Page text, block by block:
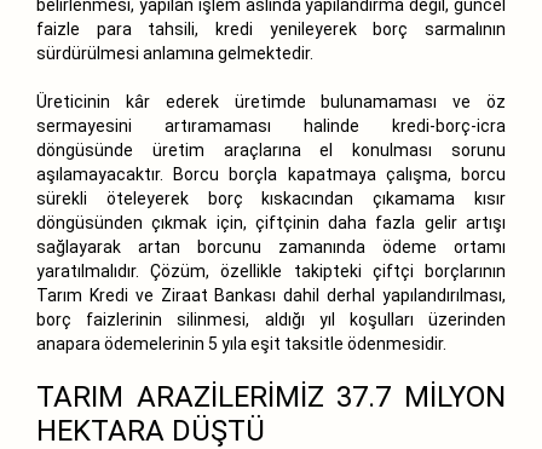
belirlenmesi, yapılan işlem aslında yapılandırma değil, güncel
faizle para tahsili, kredi yenileyerek borç sarmalının
sürdürülmesi anlamına gelmektedir.
Üreticinin kâr ederek üretimde bulunamaması ve öz
sermayesini artıramaması halinde kredi-borç-icra
döngüsünde üretim araçlarına el konulması sorunu
aşılamayacaktır. Borcu borçla kapatmaya çalışma, borcu
sürekli öteleyerek borç kıskacından çıkamama kısır
döngüsünden çıkmak için, çiftçinin daha fazla gelir artışı
sağlayarak artan borcunu zamanında ödeme ortamı
yaratılmalıdır. Çözüm, özellikle takipteki çiftçi borçlarının
Tarım Kredi ve Ziraat Bankası dahil derhal yapılandırılması,
borç faizlerinin silinmesi, aldığı yıl koşulları üzerinden
anapara ödemelerinin 5 yıla eşit taksitle ödenmesidir.
TARIM ARAZİLERİMİZ 37.7 MİLYON
HEKTARA DÜŞTÜ